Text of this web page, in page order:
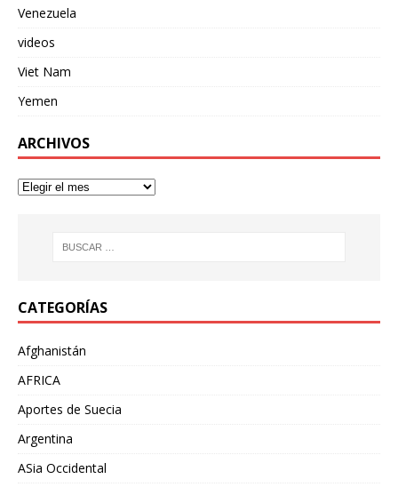
Venezuela
videos
Viet Nam
Yemen
ARCHIVOS
CATEGORÍAS
Afghanistán
AFRICA
Aportes de Suecia
Argentina
ASia Occidental